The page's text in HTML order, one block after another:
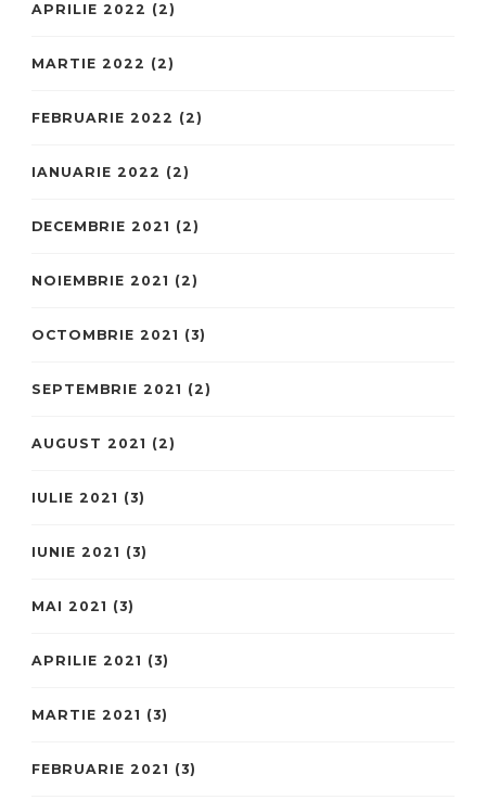
APRILIE 2022 (2)
MARTIE 2022 (2)
FEBRUARIE 2022 (2)
IANUARIE 2022 (2)
DECEMBRIE 2021 (2)
NOIEMBRIE 2021 (2)
OCTOMBRIE 2021 (3)
SEPTEMBRIE 2021 (2)
AUGUST 2021 (2)
IULIE 2021 (3)
IUNIE 2021 (3)
MAI 2021 (3)
APRILIE 2021 (3)
MARTIE 2021 (3)
FEBRUARIE 2021 (3)